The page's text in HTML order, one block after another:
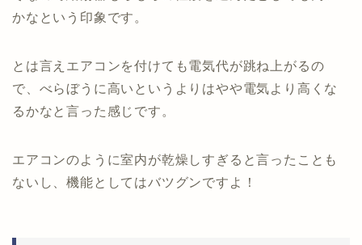
かなという印象です。
とは言えエアコンを付けても電気代が跳ね上がるの
で、べらぼうに高いというよりはやや電気より高くな
るかなと言った感じです。
エアコンのように室内が乾燥しすぎると言ったことも
ないし、機能としてはバツグンですよ！